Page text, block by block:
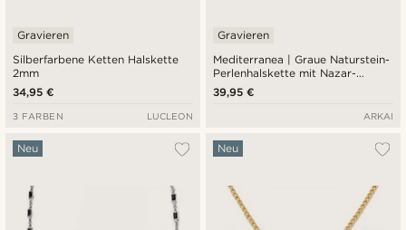
Silberfarbene Ketten Halskette
2mm
Gravieren
34,95 €
3 FARBEN LUCLEON
Mediterranea | Graue Naturstein-
Perlenhalskette mit Nazar-
Charme-Anhänger
Gravieren
39,95 €
ARKAI
Neu Neu